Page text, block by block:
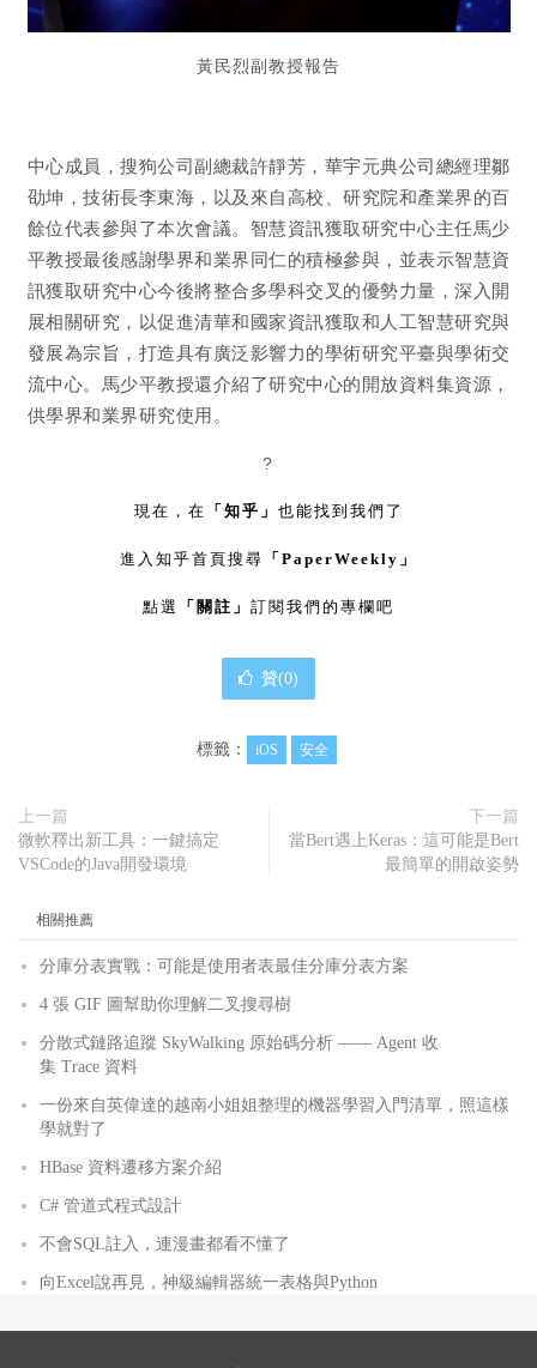
黃民烈副教授報告
中心成員，搜狗公司副總裁許靜芳，華宇元典公司總經理鄒
劭坤，技術長李東海，以及來自高校、研究院和產業界的百
餘位代表參與了本次會議。智慧資訊獲取研究中心主任馬少
平教授最後感謝學界和業界同仁的積極參與，並表示智慧資
訊獲取研究中心今後將整合多學科交叉的優勢力量，深入開
展相關研究，以促進清華和國家資訊獲取和人工智慧研究與
發展為宗旨，打造具有廣泛影響力的學術研究平臺與學術交
流中心。馬少平教授還介紹了研究中心的開放資料集資源，
供學界和業界研究使用。
?
現在，在 「知乎」 也能找到我們了
進入知乎首頁搜尋 「PaperWeekly」
點選 「關註」 訂閱我們的專欄吧
贊(0)
標籤： iOS 安全
上一篇
微軟釋出新工具：一鍵搞定
VSCode的Java開發環境
下一篇
當Bert遇上Keras：這可能是Bert
最簡單的開啟姿勢
相關推薦
分庫分表實戰：可能是使用者表最佳分庫分表方案
4 張 GIF 圖幫助你理解二叉搜尋樹
分散式鏈路追蹤 SkyWalking 原始碼分析 —— Agent 收
集 Trace 資料
一份來自英偉達的越南小姐姐整理的機器學習入門清單，照這樣
學就對了
HBase 資料遷移方案介紹
C# 管道式程式設計
不會SQL註入，連漫畫都看不懂了
向Excel說再見，神級編輯器統一表格與Python